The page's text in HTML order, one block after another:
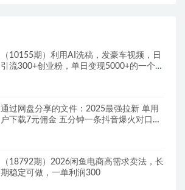
（10155期）利用AI洗稿，发豪车视频，日
引流300+创业粉，单日变现5000+的一个项
通过网盘分享的文件：2025最强拉新 单用
户下载7元佣金 五分钟一条抖音爆火对口型
（18792期）2026闲鱼电商高需求卖法，长
期稳定可做，一单利润300